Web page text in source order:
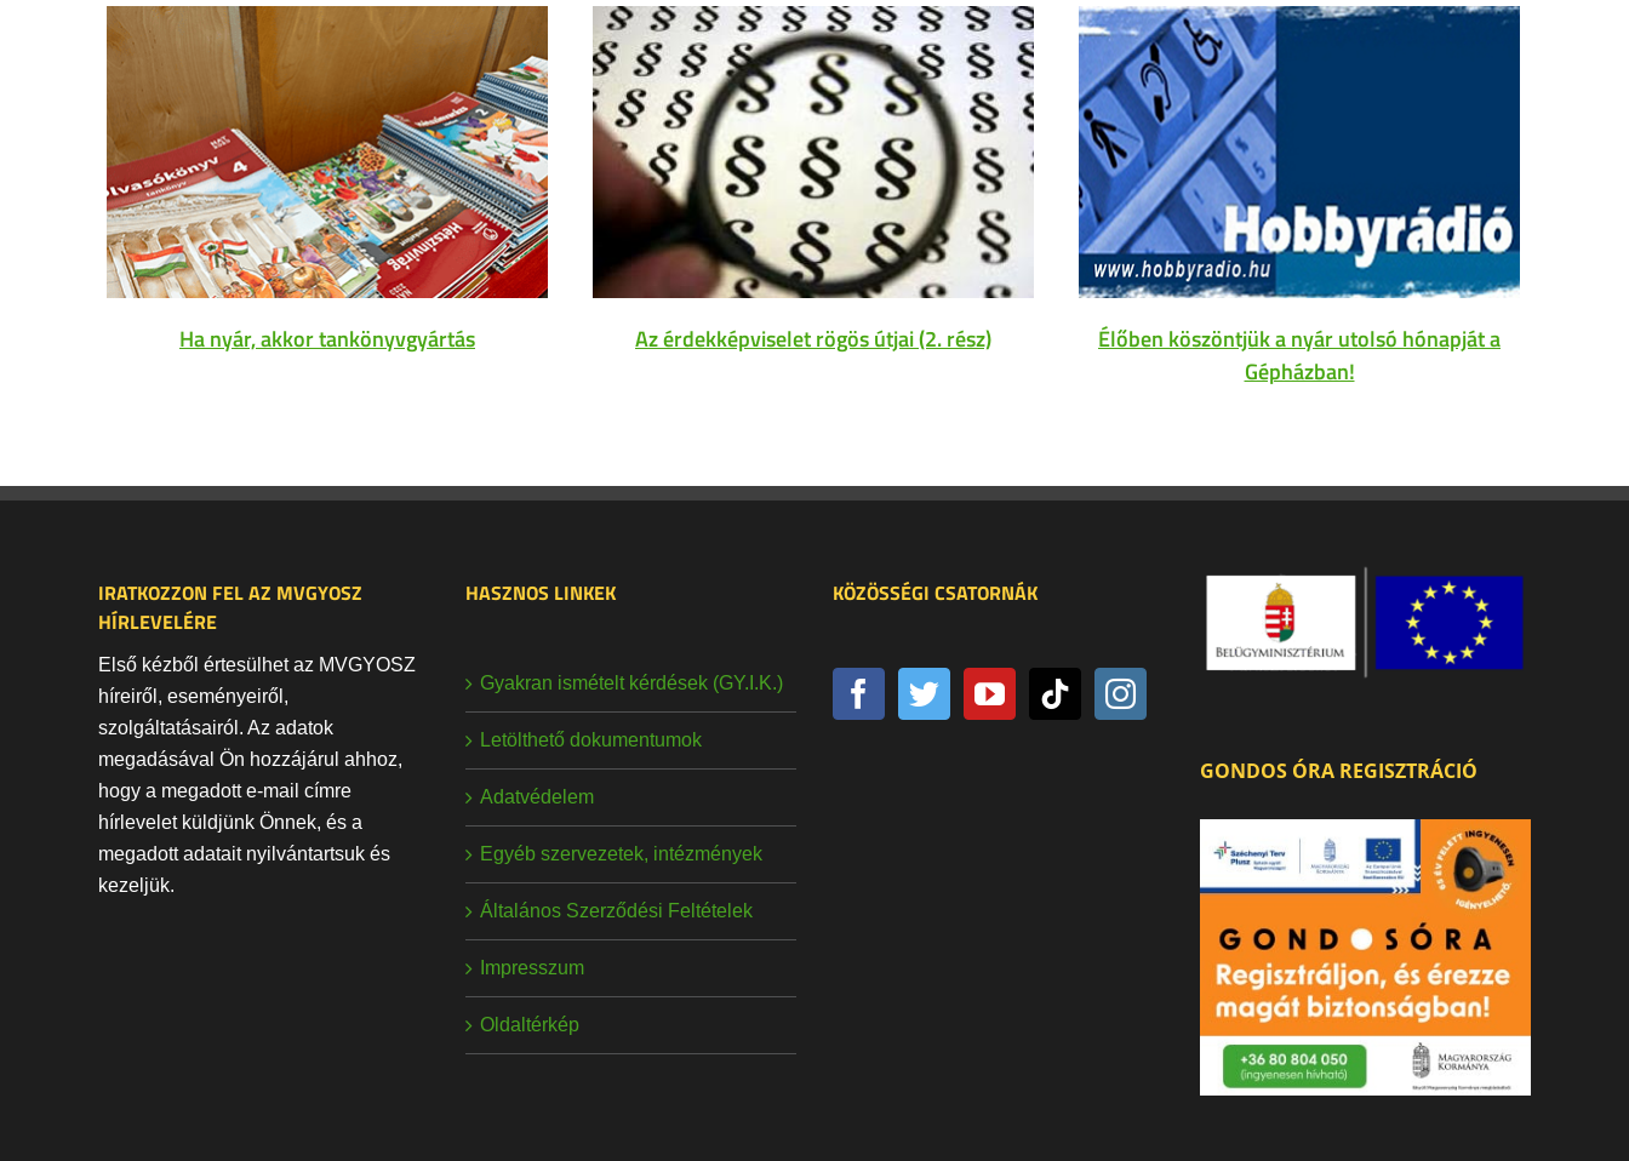
Ha nyár, akkor tankönyvgyártás Az érdekképviselet rögös útjai (2. rész)
Élőben köszöntjük a nyár utolsó hónapját a
Gépházban!
IRATKOZZON FEL AZ MVGYOSZ
HÍRLEVELÉRE
Első kézből értesülhet az MVGYOSZ
híreiről, eseményeiről,
szolgáltatásairól. Az adatok
megadásával Ön hozzájárul ahhoz,
hogy a megadott e-mail címre
hírlevelet küldjünk Önnek, és a
megadott adatait nyilvántartsuk és
kezeljük.
HASZNOS LINKEK
Gyakran ismételt kérdések (GY.I.K.)
Letölthető dokumentumok
Adatvédelem
Egyéb szervezetek, intézmények
Általános Szerződési Feltételek
Impresszum
Oldaltérkép
KÖZÖSSÉGI CSATORNÁK
GONDOS ÓRA REGISZTRÁCIÓ